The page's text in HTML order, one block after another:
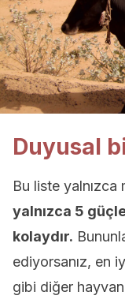
Duyusal
Bu liste
yalnızca 5
kolaydır.
ediyorsanız, en
gibi diğer